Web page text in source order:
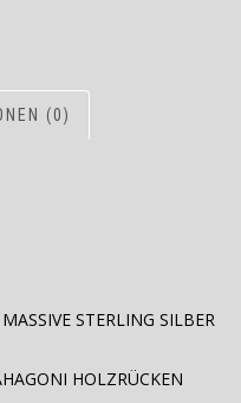
(0)
STERLING SILBER
HOLZRÜCKEN